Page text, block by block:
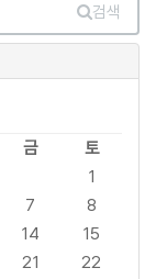
검색
금
토
1
7
8
14
15
21
22